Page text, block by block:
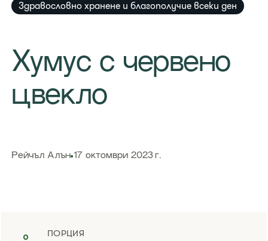
Здравословно хранене и благополучие всеки ден
Хумус с червено
цвекло
​Рейчъл Алън 17 октомври 2023 г.
ПОРЦИЯ